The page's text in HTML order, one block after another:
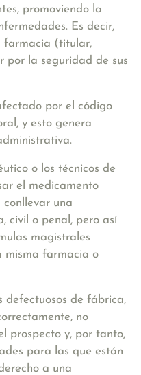
promoviendo la
Es decir,
farmacia (titular,
por la seguridad de sus
por el código
y esto genera
.
o los técnicos de
el medicamento
conllevar una
civil o penal, pero así
magistrales
misma farmacia o
defectuosos de fábrica,
no
prospecto y, por tanto,
para las que están
a una